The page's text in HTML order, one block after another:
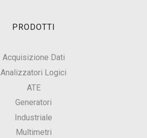
PRODOTTI
Acquisizione Dati
Analizzatori Logici
ATE
Generatori
Industriale
Multimetri